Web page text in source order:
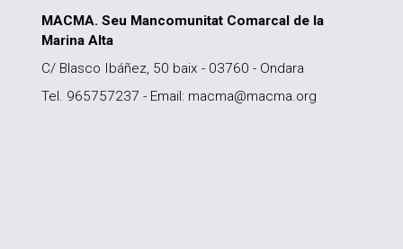
MACMA. Seu Mancomunitat Comarcal de la
Marina Alta
C/ Blasco Ibáñez, 50 baix - 03760 - Ondara
Tel. 965757237 - Email: macma@macma.org